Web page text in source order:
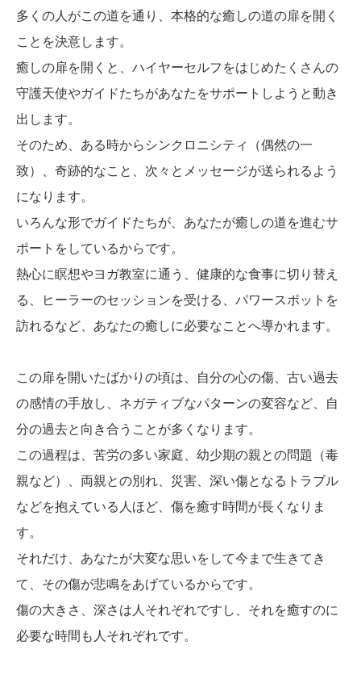
多くの人がこの道を通り、本格的な癒しの道の扉を開く
ことを決意します。
癒しの扉を開くと、ハイヤーセルフをはじめたくさんの
守護天使やガイドたちがあなたをサポートしようと動き
出します。
そのため、ある時からシンクロニシティ（偶然の一
致）、奇跡的なこと、次々とメッセージが送られるよう
になります。
いろんな形でガイドたちが、あなたが癒しの道を進むサ
ポートをしているからです。
熱心に瞑想やヨガ教室に通う、健康的な食事に切り替え
る、ヒーラーのセッションを受ける、パワースポットを
訪れるなど、あなたの癒しに必要なことへ導かれます。
この扉を開いたばかりの頃は、自分の心の傷、古い過去
の感情の手放し、ネガティブなパターンの変容など、自
分の過去と向き合うことが多くなります。
この過程は、苦労の多い家庭、幼少期の親との問題（毒
親など）、両親との別れ、災害、深い傷となるトラブル
などを抱えている人ほど、傷を癒す時間が長くなりま
す。
それだけ、あなたが大変な思いをして今まで生きてき
て、その傷が悲鳴をあげているからです。
傷の大きさ、深さは人それぞれですし、それを癒すのに
必要な時間も人それぞれです。